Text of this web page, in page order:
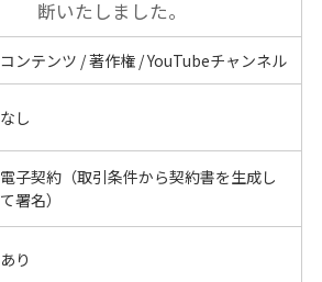
断いたしました。
コンテンツ / 著作権 / YouTubeチャンネル
なし
電子契約（取引条件から契約書を生成し
て署名）
あり